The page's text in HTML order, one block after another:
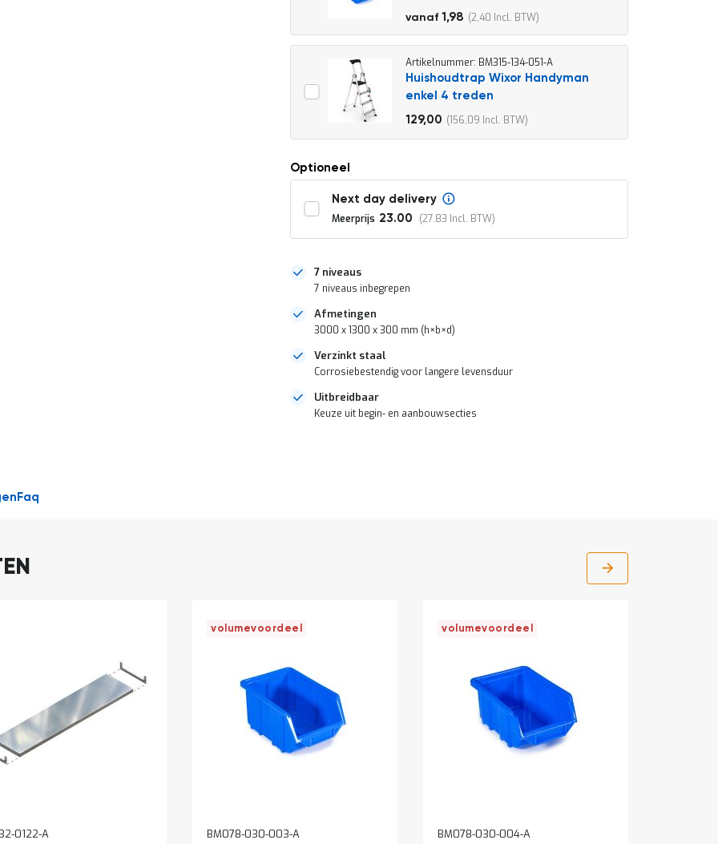
vanaf 1,98 2,40
2,20
2,66
Artikelnummer: BM315-134-051-A
Huishoudtrap Wixor Handyman
enkel 4 treden
129,00
156,09
Optioneel
Next day delivery
Meerprijs 23.00 27.83
7 niveaus
7 niveaus inbegrepen
Afmetingen
3000 x 1300 x 300 mm (h×b×d)
Verzinkt staal
Corrosiebestendig voor langere levensduur
Uitbreidbaar
Keuze uit begin- en aanbouwsecties
Faq
0122-A
volumevoordeel
BM078-030-003-A
volumevoordeel
BM078-030-004-A